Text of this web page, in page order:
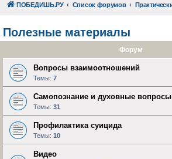
ПОБЕДИШЬ.РУ Список форумов
Полезные материалы
Форум
Вопросы взаимоотношений
Темы: 7
Самопознание и духовные вопросы
Темы: 31
Профилактика суицида
Темы: 10
Видео